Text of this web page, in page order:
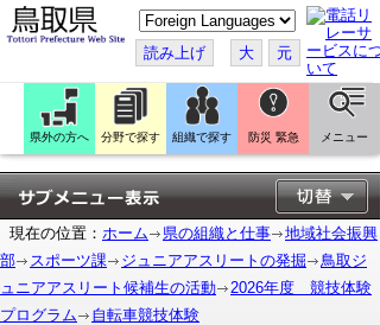
こ
の
ペ
ー
ジ
翻
訳
す
る
読み上げ 大 元
県外の方へ 分野で探す 組織で探す 防災 緊急 メニュー
現在の位置： ホーム 県の組織と仕事
地域社会振興
部
スポーツ課 ジュニアアスリートの発掘
鳥取ジ
ュニアアスリート候補生の活動
2026年度 競技体験
プログラム
自転車競技体験